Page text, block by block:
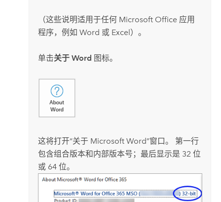
（这些说明适用于任何 Microsoft Office应用
程序，例如 Word 或 Excel）。
单击关于 Word 图标。
这将打开“关于 Microsoft Word”窗口。 第一行
包含组合版本和内部版本号；最后显示是 32 位
或 64 位。